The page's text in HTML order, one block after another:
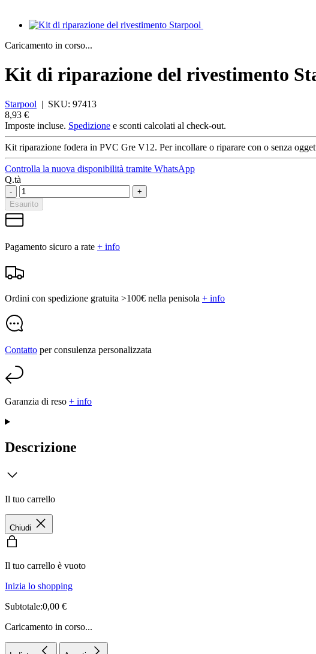
Caricamento in corso...
Kit di riparazione del rivestimento
Starpool | SKU: 97413
8,93 €
Imposte incluse. Spedizione e sconti calcolati al check-out.
Kit riparazione fodera in PVC Gre V12. Per incollare o riparare con o senza
Controlla la nuova disponibilità tramite WhatsApp
Q.tà
-
+
Esaurito
Pagamento sicuro a rate + info
Ordini con spedizione gratuita >100€ nella penisola + info
Contatto per consulenza personalizzata
Garanzia di reso + info
Descrizione
Il tuo carrello
Chiudi
Il tuo carrello è vuoto
Inizia lo shopping
Subtotale:0,00 €
Caricamento in corso...